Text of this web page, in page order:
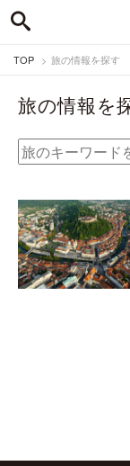
TOP 旅の情報を探す
旅の情報を